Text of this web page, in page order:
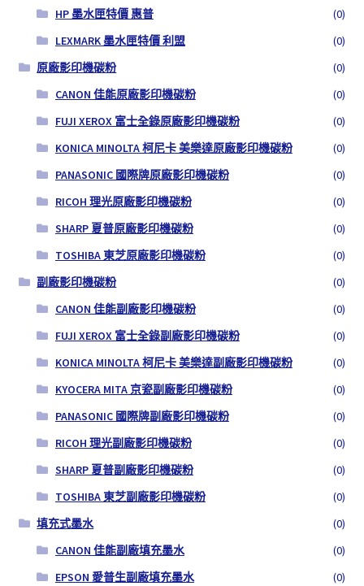
HP 墨水匣特價 惠普
(0)
LEXMARK 墨水匣特價 利盟
(0)
原廠影印機碳粉
(0)
CANON 佳能原廠影印機碳粉
(0)
FUJI XEROX 富士全錄原廠影印機碳粉
(0)
KONICA MINOLTA 柯尼卡 美樂達原廠影印機碳粉
(0)
PANASONIC 國際牌原廠影印機碳粉
(0)
RICOH 理光原廠影印機碳粉
(0)
SHARP 夏普原廠影印機碳粉
(0)
TOSHIBA 東芝原廠影印機碳粉
(0)
副廠影印機碳粉
(0)
CANON 佳能副廠影印機碳粉
(0)
FUJI XEROX 富士全錄副廠影印機碳粉
(0)
KONICA MINOLTA 柯尼卡 美樂達副廠影印機碳粉
(0)
KYOCERA MITA 京瓷副廠影印機碳粉
(0)
PANASONIC 國際牌副廠影印機碳粉
(0)
RICOH 理光副廠影印機碳粉
(0)
SHARP 夏普副廠影印機碳粉
(0)
TOSHIBA 東芝副廠影印機碳粉
(0)
填充式墨水
(0)
CANON 佳能副廠填充墨水
(0)
EPSON 愛普生副廠填充墨水
(0)